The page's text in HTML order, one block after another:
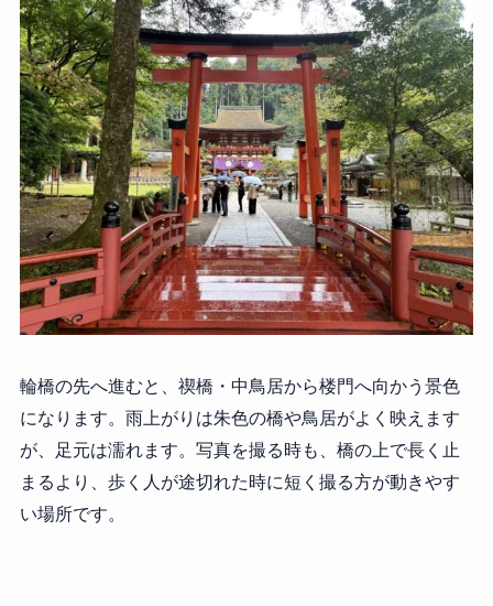
輪橋の先へ進むと、禊橋・中鳥居から楼門へ向かう景色
になります。雨上がりは朱色の橋や鳥居がよく映えます
が、足元は濡れます。写真を撮る時も、橋の上で長く止
まるより、歩く人が途切れた時に短く撮る方が動きやす
い場所です。